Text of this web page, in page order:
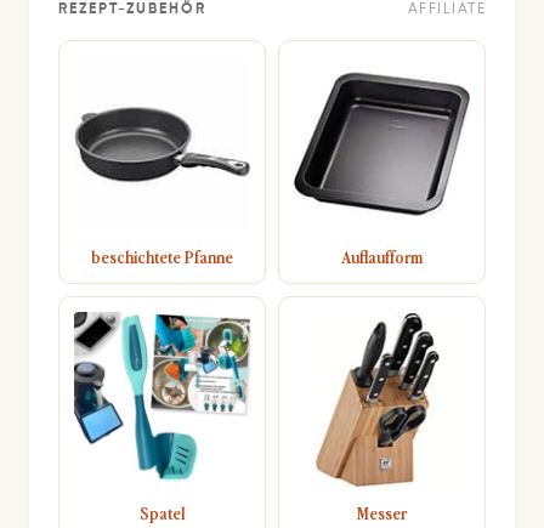
REZEPT-ZUBEHÖR AFFILIATE
beschichtete Pfanne Auflaufform
Spatel Messer